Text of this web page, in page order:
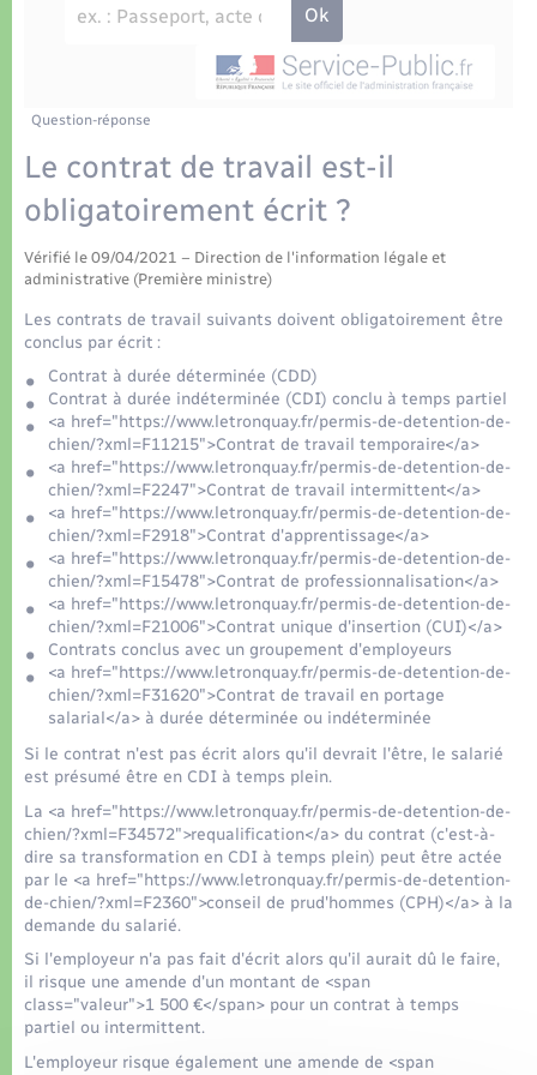
Eau - Assainissement
Transports
Transports scolaires
Logement - Urbanisme
Loisirs
Seniors
Nouvel habitant
Numérique
Organisation d’événement
Sécurité - Prévention
Commerces - Entreprises - Emploi
Voirie et espace public
Travaux - Autorisation d’occupation de l’espace
Présentation de la commune
La Communauté de communes
Question-réponse
Le contrat de travail est-il
obligatoirement écrit ?
Vérifié le 09/04/2021 – Direction de l'information légale et
administrative (Première ministre)
Les contrats de travail suivants doivent obligatoirement être
conclus par écrit :
Contrat à durée déterminée (CDD)
Contrat à durée indéterminée (CDI) conclu à temps partiel
<a href="https://www.letronquay.fr/permis-de-detention-de-
chien/?xml=F11215">Contrat de travail temporaire</a>
<a href="https://www.letronquay.fr/permis-de-detention-de-
chien/?xml=F2247">Contrat de travail intermittent</a>
<a href="https://www.letronquay.fr/permis-de-detention-de-
chien/?xml=F2918">Contrat d'apprentissage</a>
<a href="https://www.letronquay.fr/permis-de-detention-de-
chien/?xml=F15478">Contrat de professionnalisation</a>
<a href="https://www.letronquay.fr/permis-de-detention-de-
chien/?xml=F21006">Contrat unique d'insertion (CUI)</a>
Contrats conclus avec un groupement d'employeurs
<a href="https://www.letronquay.fr/permis-de-detention-de-
chien/?xml=F31620">Contrat de travail en portage
salarial</a> à durée déterminée ou indéterminée
Si le contrat n'est pas écrit alors qu'il devrait l'être, le salarié
est présumé être en CDI à temps plein.
La <a href="https://www.letronquay.fr/permis-de-detention-de-
chien/?xml=F34572">requalification</a> du contrat (c'est-à-
dire sa transformation en CDI à temps plein) peut être actée
par le <a href="https://www.letronquay.fr/permis-de-detention-
de-chien/?xml=F2360">conseil de prud'hommes (CPH)</a> à la
demande du salarié.
Si l'employeur n'a pas fait d'écrit alors qu'il aurait dû le faire,
il risque une amende d'un montant de <span
class="valeur">1 500 €</span> pour un contrat à temps
partiel ou intermittent.
L'employeur risque également une amende de <span